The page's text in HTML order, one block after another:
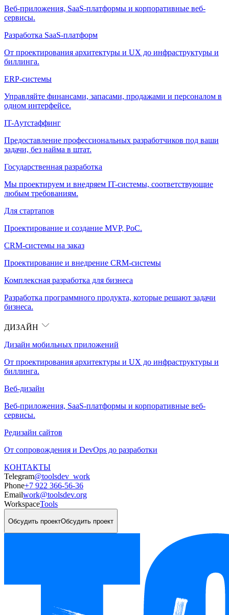
Веб-приложения, SaaS-платформы и корпоративные веб-
сервисы.
Разработка SaaS-платформ
От проектирования архитектуры и UX до инфраструктуры и
биллинга.
ERP-системы
Управляйте финансами, запасами, продажами и персоналом в
одном интерфейсе.
IT-Аутстаффинг
Предоставление профессиональных разработчиков под ваши
задачи, без найма в штат.
Государственная разработка
Мы проектируем и внедряем IT-системы, соответствующие
любым требованиям.
Для стартапов
Проектирование и создание MVP, PoC.
CRM-системы на заказ
Проектирование и внедрение CRM-системы
Комплексная разработка для бизнеса
Разработка программного продукта, которые решают задачи
бизнеса.
ДИЗАЙН
Дизайн мобильных приложений
От проектирования архитектуры и UX до инфраструктуры и
биллинга.
Веб-дизайн
Веб-приложения, SaaS-платформы и корпоративные веб-
сервисы.
Редизайн сайтов
От сопровождения и DevOps до разработки
КОНТАКТЫ
Telegram@toolsdev_work
Phone+7 922 366-56-36
Emailwork@toolsdev.org
WorkspaceTools
Обсудить проектОбсудить проект